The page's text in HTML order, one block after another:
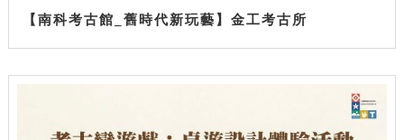
【南科考古館_舊時代新玩藝】金工考古所